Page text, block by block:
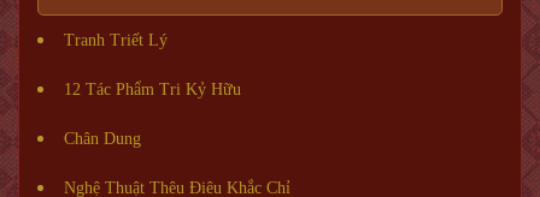
Tranh Triết Lý
12 Tác Phẩm Tri Kỷ Hữu
Chân Dung
Nghệ Thuật Thêu Điêu Khắc Chỉ